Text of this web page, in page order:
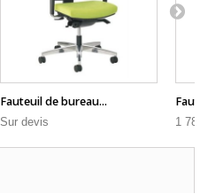
Fauteuil de bureau...
Sur devis 1